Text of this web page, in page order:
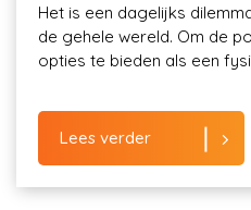
Het is een dagelijks
de gehele wereld. Om de
opties te bieden als een
Lees verder